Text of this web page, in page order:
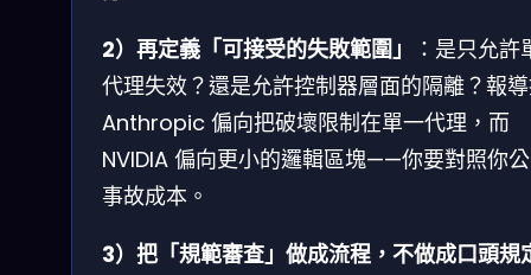
2）再定義「可接受的失敗範圍」
：是只允許
代理失效？還是允許控制器層面的隔離？報
Anthropic 偏向把破壞限制在單一代理，而
NVIDIA 偏向更小的邏輯區塊——你要對照你
事故成本。
3）把「規範審查」做成流程，不做成口頭規